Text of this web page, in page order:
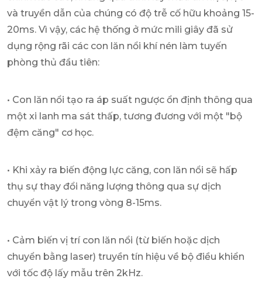
và truyền dẫn của chúng có độ trễ cố hữu khoảng 15-
20ms. Vì vậy, các hệ thống ở mức mili giây đã sử
dụng rộng rãi các con lăn nổi khí nén làm tuyến
phòng thủ đầu tiên:
• Con lăn nổi tạo ra áp suất ngược ổn định thông qua
một xi lanh ma sát thấp, tương đương với một "bộ
đệm căng" cơ học.
• Khi xảy ra biến động lực căng, con lăn nổi sẽ hấp
thụ sự thay đổi năng lượng thông qua sự dịch
chuyển vật lý trong vòng 8-15ms.
• Cảm biến vị trí con lăn nổi (từ biến hoặc dịch
chuyển bằng laser) truyền tín hiệu về bộ điều khiển
với tốc độ lấy mẫu trên 2kHz.